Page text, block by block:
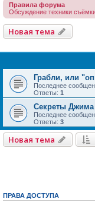
Правила форума
Обсуждение техники
Новая тема
Грабли, или
Последнее
Ответы: 1
Секреты
Последнее
Ответы: 3
Новая тема
ПРАВА ДОСТУПА